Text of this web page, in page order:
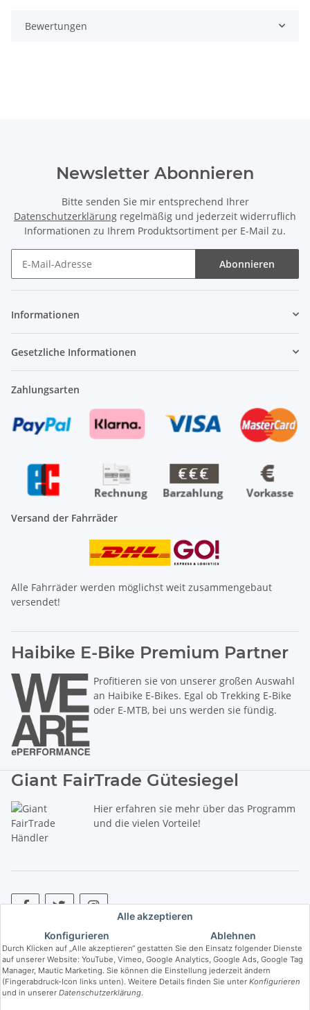
Alle akzeptieren
Konfigurieren
Ablehnen
Durch Klicken auf „Alle akzeptieren“ gestatten Sie den Einsatz folgender Dienste
auf unserer Website: YouTube, Vimeo, Google Analytics, Google Ads, Google Tag
Manager, Mautic Marketing. Sie können die Einstellung jederzeit ändern
(Fingerabdruck-Icon links unten). Weitere Details finden Sie unter Konfigurieren
und in unserer Datenschutzerklärung.
Bewertungen
Newsletter Abonnieren
Bitte senden Sie mir entsprechend Ihrer
Datenschutzerklärung regelmäßig und jederzeit widerruflich
Informationen zu Ihrem Produktsortiment per E-Mail zu.
Abonnieren
Informationen
Gesetzliche Informationen
Zahlungsarten
Versand der Fahrräder
Alle Fahrräder werden möglichst weit zusammengebaut
versendet!
Haibike E-Bike Premium Partner
Profitieren sie von unserer großen Auswahl
an Haibike E-Bikes. Egal ob Trekking E-Bike
oder E-MTB, bei uns werden sie fündig.
Giant FairTrade Gütesiegel
Hier erfahren sie mehr über das Programm
und die vielen Vorteile!
* Alle Preise inkl. gesetzlicher USt., zzgl.
. ** Hierbei handelt es
sich um die unverbindliche Preisempfehlung des Herstellers (kurz UVP).
© Copyright © 2017 bis 2025 bike-store de Vertriebs GmbH - Der Radladen
& E-Bike Speziallist aus Haßfurt. Wir führen die Brands Haibike, Cube,